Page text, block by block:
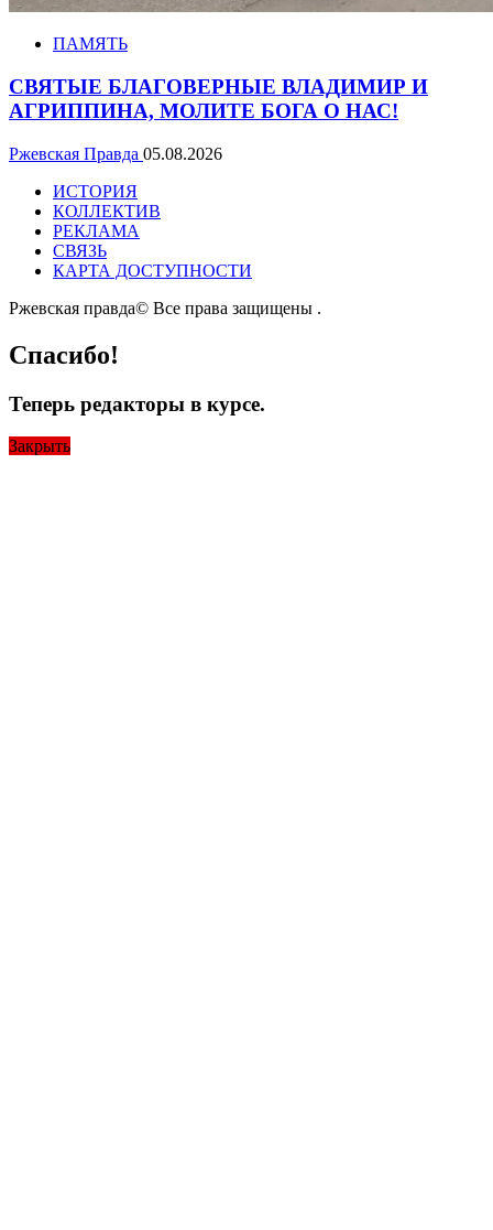
ПАМЯТЬ
СВЯТЫЕ БЛАГОВЕРНЫЕ ВЛАДИМИР И
АГРИППИНА, МОЛИТЕ БОГА О НАС!
Ржевская Правда 05.08.2026
ИСТОРИЯ
КОЛЛЕКТИВ
РЕКЛАМА
СВЯЗЬ
КАРТА ДОСТУПНОСТИ
Ржевская правда© Все права защищены .
Спасибо!
Теперь редакторы в курсе.
Закрыть